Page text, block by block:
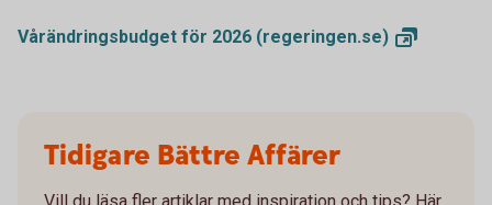
Vårändringsbudget för 2026 (regeringen.se)
Tidigare Bättre Affärer